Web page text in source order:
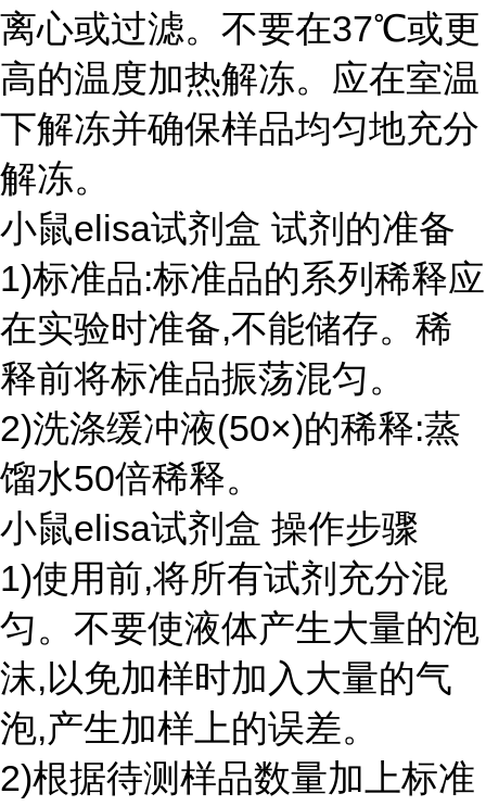
离心或过滤。不要在37℃或更
高的温度加热解冻。应在室温
下解冻并确保样品均匀地充分
解冻。
小鼠elisa试剂盒 试剂的准备
1)标准品:标准品的系列稀释应
在实验时准备,不能储存。稀
释前将标准品振荡混匀。
2)洗涤缓冲液(50×)的稀释:蒸
馏水50倍稀释。
小鼠elisa试剂盒 操作步骤
1)使用前,将所有试剂充分混
匀。不要使液体产生大量的泡
沫,以免加样时加入大量的气
泡,产生加样上的误差。
2)根据待测样品数量加上标准